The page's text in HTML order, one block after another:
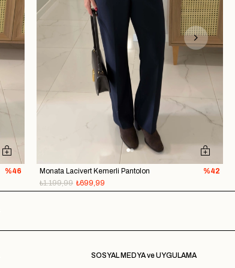
%46
Monata Lacivert Kemerli Pantolon
₺699,99
₺1.199,99
%42
SOSYAL MEDYA ve UYGULAMA